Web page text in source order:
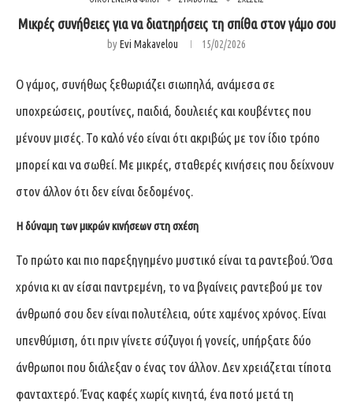
Μικρές συνήθειες για να διατηρήσεις τη σπίθα στον γάμο σου
byEvi Makavelou 15/02/2026
Ο γάμος, συνήθως ξεθωριάζει σιωπηλά, ανάμεσα σε
υποχρεώσεις, ρουτίνες, παιδιά, δουλειές και κουβέντες που
μένουν μισές. Το καλό νέο είναι ότι ακριβώς με τον ίδιο τρόπο
μπορεί και να σωθεί. Με μικρές, σταθερές κινήσεις που δείχνουν
στον άλλον ότι δεν είναι δεδομένος.
Η δύναμη των μικρών κινήσεων στη σχέση
Το πρώτο και πιο παρεξηγημένο μυστικό είναι τα ραντεβού. Όσα
χρόνια κι αν είσαι παντρεμένη, το να βγαίνεις ραντεβού με τον
άνθρωπό σου δεν είναι πολυτέλεια, ούτε χαμένος χρόνος. Είναι
υπενθύμιση, ότι πριν γίνετε σύζυγοι ή γονείς, υπήρξατε δύο
άνθρωποι που διάλεξαν ο ένας τον άλλον. Δεν χρειάζεται τίποτα
φανταχτερό. Ένας καφές χωρίς κινητά, ένα ποτό μετά τη